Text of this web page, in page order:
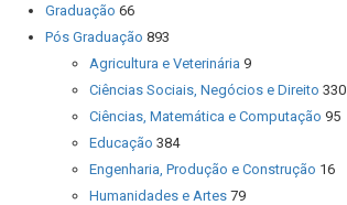
Graduação 66
Pós Graduação 893
Agricultura e Veterinária 9
Ciências Sociais, Negócios e Direito 330
Ciências, Matemática e Computação 95
Educação 384
Engenharia, Produção e Construção 16
Humanidades e Artes 79